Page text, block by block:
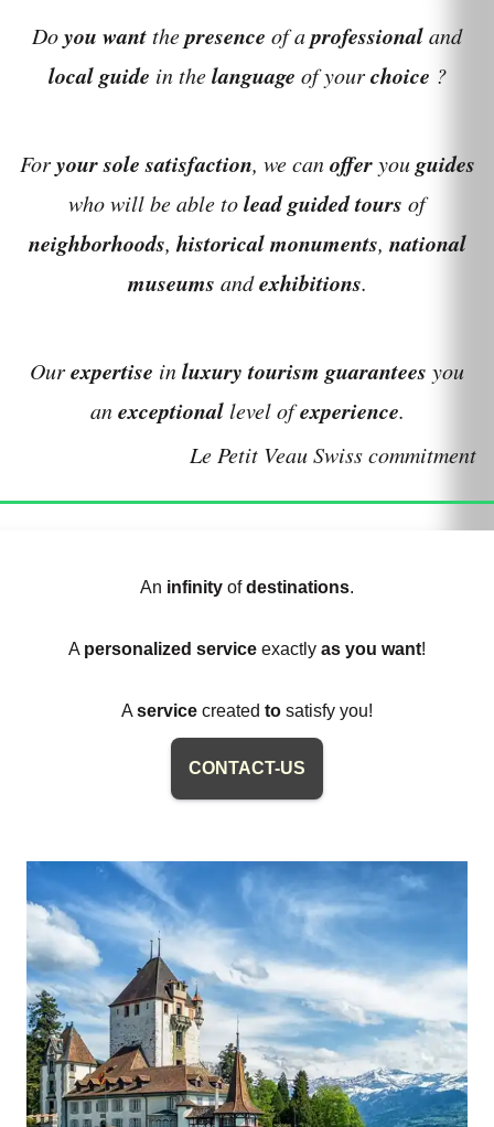
Doyou wantthepresence of aprofessionaland
local guide in thelanguage of yourchoice ?
Foryour sole satisfaction, we canofferyouguides
who will be able tolead guided tours of
neighborhoods, historical monuments, national
museums andexhibitions.
Ourexpertise inluxury tourism guarantees you
anexceptionallevel ofexperience.
Le Petit Veau Swiss commitment
An infinity ofdestinations.
A personalized service exactly as you want!
A service created to satisfy you!
CONTACT-US